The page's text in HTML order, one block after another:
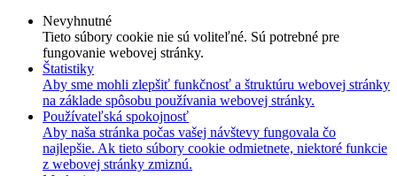
Nevyhnutné
Tieto súbory cookie nie sú voliteľné. Sú potrebné pre
fungovanie webovej stránky.
Štatistiky
Aby sme mohli zlepšiť funkčnosť a štruktúru webovej stránky
na základe spôsobu používania webovej stránky.
Používateľská spokojnosť
Aby naša stránka počas vašej návštevy fungovala čo
najlepšie. Ak tieto súbory cookie odmietnete, niektoré funkcie
z webovej stránky zmiznú.